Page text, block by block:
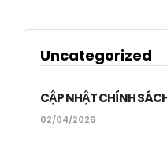
Uncategorized
CẬP NHẬT CHÍNH
02/04/2026